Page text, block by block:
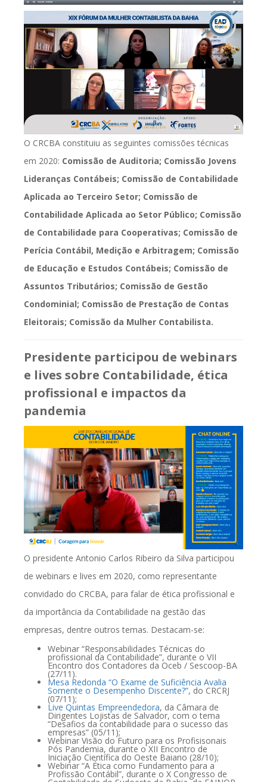
O CRCBA constituiu as seguintes comissões técnicas
em 2020: Comissão de Auditoria; Comissão Jovens
Lideranças Contábeis; Comissão de Contabilidade
Aplicada ao Terceiro Setor; Comissão de
Contabilidade Aplicada ao Setor Público; Comissão
de Contabilidade para Cooperativas; Comissão de
Perícia Contábil, Medição e Arbitragem; Comissão
de Educação e Estudos Contábeis; Comissão de
Assuntos Tributários; Comissão de Gestão
Condominial; Comissão de Prestação de Contas
Eleitorais; Comissão da Mulher Contabilista.
Presidente participou de webinars
e lives sobre Contabilidade, ética
profissional e impactos da
pandemia
O presidente Antonio Carlos Ribeiro da Silva participou
de webinars e lives em 2020, como representante
convidado do CRCBA, para falar de ética profissional e
da importância da Contabilidade na gestão das
empresas, dentre outros temas. Destacam-se:
Webinar “Responsabilidades Técnicas do
profissional da Contabilidade”, durante o VII
Encontro dos Contadores da Oceb / Sescoop-BA
(27/11).
Mesa Redonda “O Exame de Suficiência Avalia
Somente o Desempenho Discente?”, do CRCRJ
(07/11);
Live Quintas Empreendedora, da Câmara de
Dirigentes Lojistas de Salvador, com o tema
“Desafios da contabilidade para o sucesso das
empresas” (05/11);
Webinar Visão do Futuro para os Profisisonais
Pós Pandemia, durante o XII Encontro de
Iniciação Científica do Oeste Baiano (28/10);
Webinar “A Ética como Fundamento para a
Profissão Contábil”, durante o X Congresso de